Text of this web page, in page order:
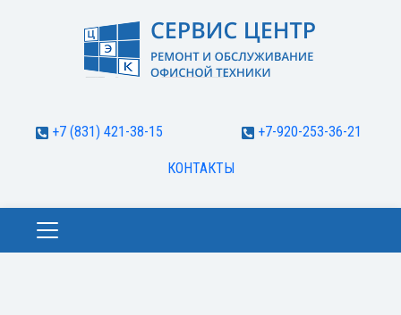
+7 (831) 421-38-15 +7-920-253-36-21
КОНТАКТЫ